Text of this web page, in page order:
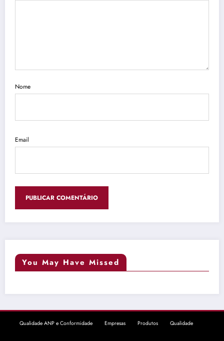
Nome
Email
You May Have Missed
Qualidade ANP e Conformidade Empresas Produtos Qualidade